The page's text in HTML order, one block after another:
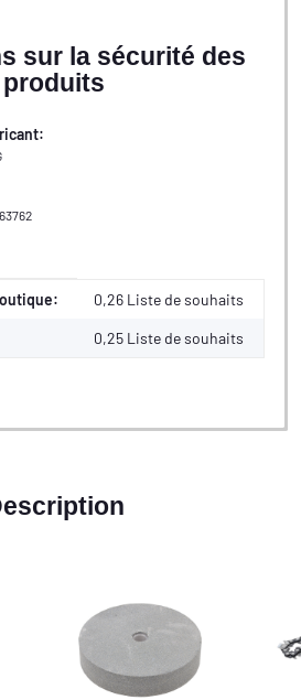
sur la sécurité des
produits
0,26 Liste de souhaits
0,25 Liste de souhaits